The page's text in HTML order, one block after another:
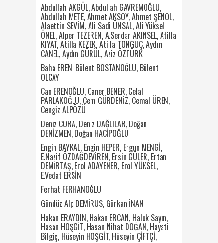
Abdullah AKGÜL, Abdullah GAVREMOĞLU,
Abdullah METE, Ahmet AKSOY, Ahmet ŞENOL,
Alaettin SEVİM, Ali Sadi ÜNSAL, Ali Yüksel
ÖNEL, Alper TEZEREN, A.Serdar AKINSEL, Atilla
KIYAT, Atilla KEZEK, Atilla TONGUÇ, Aydın
CANEL, Aydın GÜRÜL, Aziz ÖZTÜRK
Baha EREN, Bülent BOSTANOĞLU, Bülent
OLCAY
Can ERENOĞLU, Caner BENER, Celal
PARLAKOĞLU, Cem GÜRDENİZ, Cemal ÜREN,
Cengiz ALPÖZÜ
Deniz CORA, Deniz DAĞLILAR, Doğan
DENİZMEN, Doğan HACİPOĞLU
Engin BAYKAL, Engin HEPER, Ergun MENGİ,
E.Nazif ÖZDAĞDEVİREN, Ersin GÜLER, Ertan
DEMİRTAŞ, Erol ADAYENER, Erol YÜKSEL,
E.Vedat ERSİN
Ferhat FERHANOĞLU
Gündüz Alp DEMİRUS, Gürkan İNAN
Hakan ERAYDIN, Hakan ERCAN, Haluk Sayın,
Hasan HOŞGİT, Hasan Nihat DOĞAN, Hayati
Bilgiç, Hüseyin HOŞGİT, Hüseyin ÇİFTÇİ,